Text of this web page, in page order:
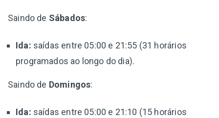
Saindo de Sábados:
Ida: saídas entre 05:00 e 21:55 (31 horários
programados ao longo do dia).
Saindo de Domingos:
Ida: saídas entre 05:00 e 21:10 (15 horários